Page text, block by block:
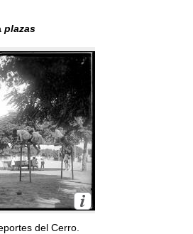
plazas
del Cerro.